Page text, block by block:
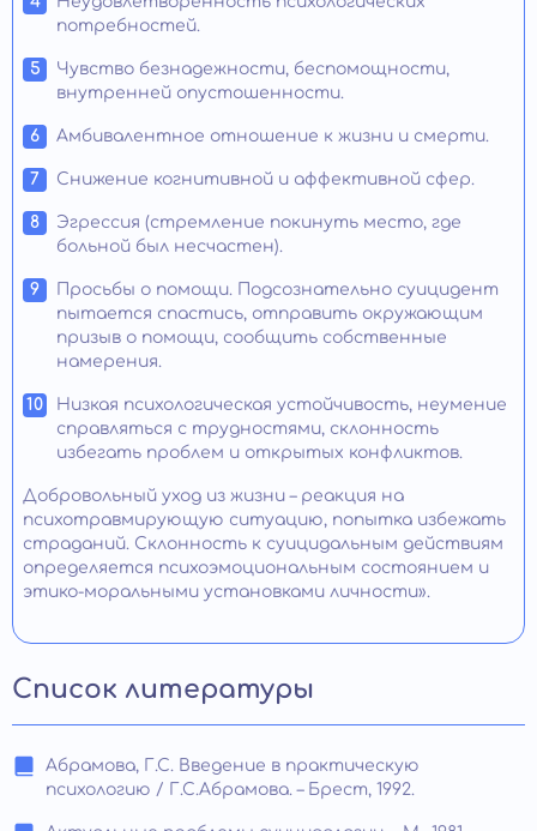
потребностей.
Чувство безнадежности, беспомощности,
внутренней опустошенности.
Амбивалентное отношение к жизни и смерти.
Снижение когнитивной и аффективной сфер.
Эгрессия (стремление покинуть место, где
больной был несчастен).
Просьбы о помощи. Подсознательно суицидент
пытается спастись, отправить окружающим
призыв о помощи, сообщить собственные
намерения.
Низкая психологическая устойчивость, неумение
справляться с трудностями, склонность
избегать проблем и открытых конфликтов.
Добровольный уход из жизни – реакция на
психотравмирующую ситуацию, попытка избежать
страданий. Склонность к суицидальным действиям
определяется психоэмоциональным состоянием и
этико-моральными установками личности».
Список литературы
Абрамова, Г.С. Введение в практическую
психологию / Г.С.Абрамова. – Брест, 1992.